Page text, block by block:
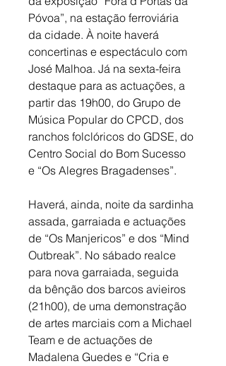
Póvoa”, na estação ferroviária
da cidade. À noite haverá
concertinas e espectáculo com
José Malhoa. Já na sexta-feira
destaque para as actuações, a
partir das 19h00, do Grupo de
Música Popular do CPCD, dos
ranchos folclóricos do GDSE, do
Centro Social do Bom Sucesso
e “Os Alegres Bragadenses”.
Haverá, ainda, noite da sardinha
assada, garraiada e actuações
de “Os Manjericos” e dos “Mind
Outbreak”. No sábado realce
para nova garraiada, seguida
da bênção dos barcos avieiros
(21h00), de uma demonstração
de artes marciais com a Michael
Team e de actuações de
Madalena Guedes e “Cria e